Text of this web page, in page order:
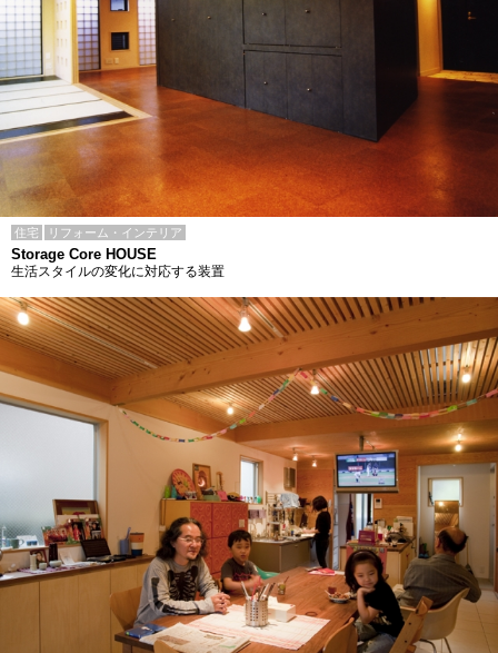
住宅 リフォーム・インテリア
Storage Core HOUSE
生活スタイルの変化に対応する装置